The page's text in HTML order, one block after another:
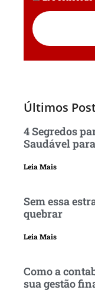
Últimos
4 Segredos
Saudável
Leia Mais
Sem essa
quebrar
Leia Mais
Como a
sua gestão